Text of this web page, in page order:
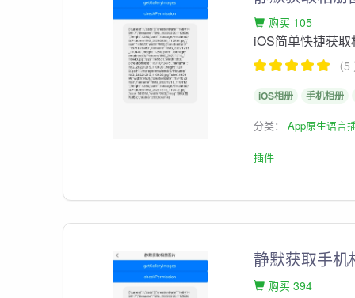
购买 105
iOS简单快捷获
（
iOS相册 手机相册
分类：App原生语言
插件
静默获取手机
购买 394